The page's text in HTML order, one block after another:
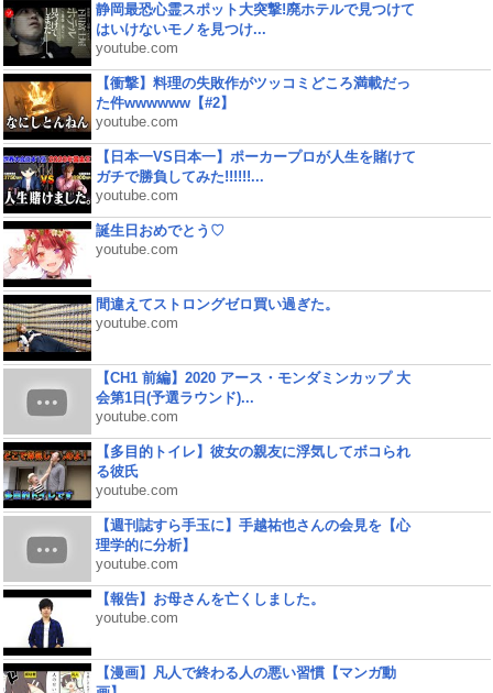
静岡最恐心霊スポット大突撃!廃ホテルで見つけて
はいけないモノを見つけ...
youtube.com
【衝撃】料理の失敗作がツッコミどころ満載だっ
た件wwwwww【#2】
youtube.com
【日本一VS日本一】ポーカープロが人生を賭けて
ガチで勝負してみた!!!!!!...
youtube.com
誕生日おめでとう♡
youtube.com
間違えてストロングゼロ買い過ぎた。
youtube.com
【CH1 前編】2020 アース・モンダミンカップ 大
会第1日(予選ラウンド)...
youtube.com
【多目的トイレ】彼女の親友に浮気してボコられ
る彼氏
youtube.com
【週刊誌すら手玉に】手越祐也さんの会見を【心
理学的に分析】
youtube.com
【報告】お母さんを亡くしました。
youtube.com
【漫画】凡人で終わる人の悪い習慣【マンガ動